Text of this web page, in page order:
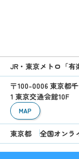
JR・東京メトロ「有
〒100-0006 東京都
1 東京交通会館10F
MAP
東京都 全国オンラ